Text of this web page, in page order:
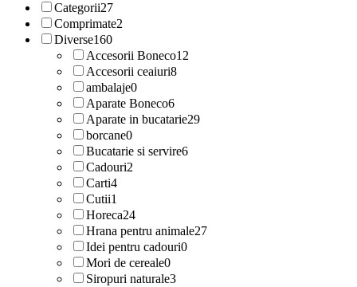
Categorii27
Comprimate2
Diverse160
Accesorii Boneco12
Accesorii ceaiuri8
ambalaje0
Aparate Boneco6
Aparate in bucatarie29
borcane0
Bucatarie si servire6
Cadouri2
Carti4
Cutii1
Horeca24
Hrana pentru animale27
Idei pentru cadouri0
Mori de cereale0
Siropuri naturale3